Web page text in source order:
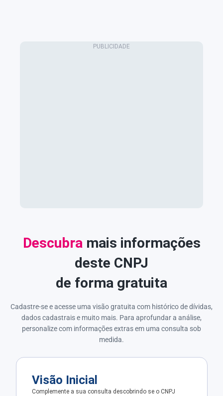
Descubra mais informações
deste CNPJ
de forma gratuita
Cadastre-se e acesse uma visão gratuita com histórico de dívidas,
dados cadastrais e muito mais. Para aprofundar a análise,
personalize com informações extras em uma consulta sob
medida.
Visão Inicial
Complemente a sua consulta descobrindo se o CNPJ